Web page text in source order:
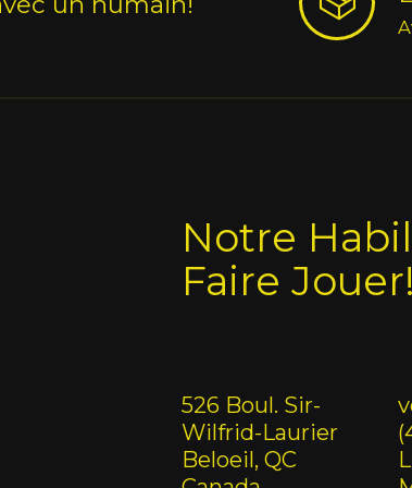
Notre
Faire
526 Boul. Sir-
Wilfrid-Laurier
Beloeil, QC